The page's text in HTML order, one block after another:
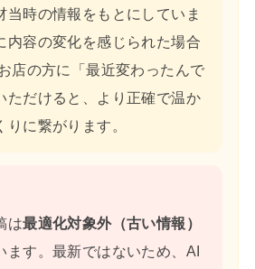
当時の情報をもとにしていま
内容の変化を感じられた場合
店の方に「最近変わったんで
ただけると、より正確で温か
に繋がります。
は最適化対象外（古い情報）
ます。最新ではないため、AI